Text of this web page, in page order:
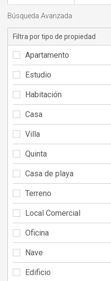
Búsqueda Avanzada
Filtra por tipo de propiedad
Apartamento
Estudio
Habitación
Casa
Villa
Quinta
Casa de playa
Terreno
Local Comercial
Oficina
Nave
Edificio